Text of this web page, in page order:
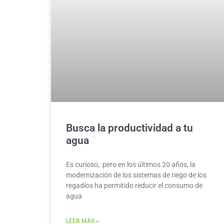
Busca la productividad a tu
agua
Es curioso, pero en los últimos 20 años, la
modernización de los sistemas de riego de los
regadíos ha permitido reducir el consumo de
agua
LEER MÁS »